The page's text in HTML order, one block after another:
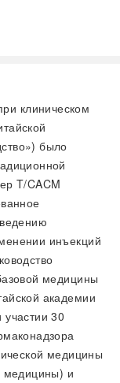
клиническом
было
T/CACM
инъекций
медицины
академии
30
медицины
медицины) и